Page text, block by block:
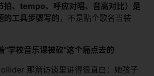
拍、tempo、呼应对唱、音高对比）是
的工具步骤写的，不是贴个歌名当装
"学校音乐课被砍"这个痛点去的
那篇访谈里讲得很直白：她孩子